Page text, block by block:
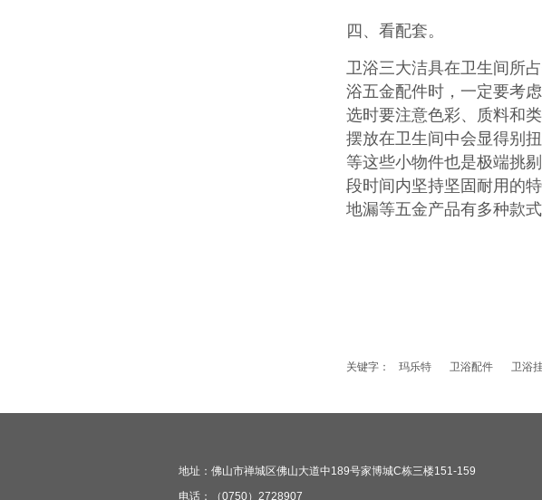
四、看配套。
卫浴三大洁具在卫生间所
浴五金配件时，一定要考
选时要注意色彩、质料和
摆放在卫生间中会显得别
等这些小物件也是极端挑
段时间内坚持坚固耐用的
地漏等五金产品有多种款
关键字： ​玛乐特 卫浴配件 卫浴
地址：佛山市禅城区佛山大道中189号家博城C栋三楼151-159
电话：（0750）2728907